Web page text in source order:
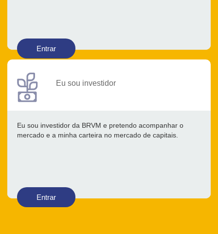
Entrar
Eu sou investidor
Eu sou investidor da BRVM e pretendo acompanhar o
mercado e a minha carteira no mercado de capitais.
Entrar